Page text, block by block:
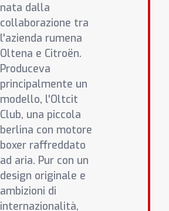
nata dalla
collaborazione tra
l'azienda rumena
Oltena e Citroën.
Produceva
principalmente un
modello, l'Oltcit
Club, una piccola
berlina con motore
boxer raffreddato
ad aria. Pur con un
design originale e
ambizioni di
internazionalità,